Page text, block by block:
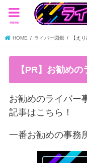
menu
HOME ライバー図鑑 【え
【PR】お勧め
お勧めのライバー
記事はこちら！
一番お勧めの事務